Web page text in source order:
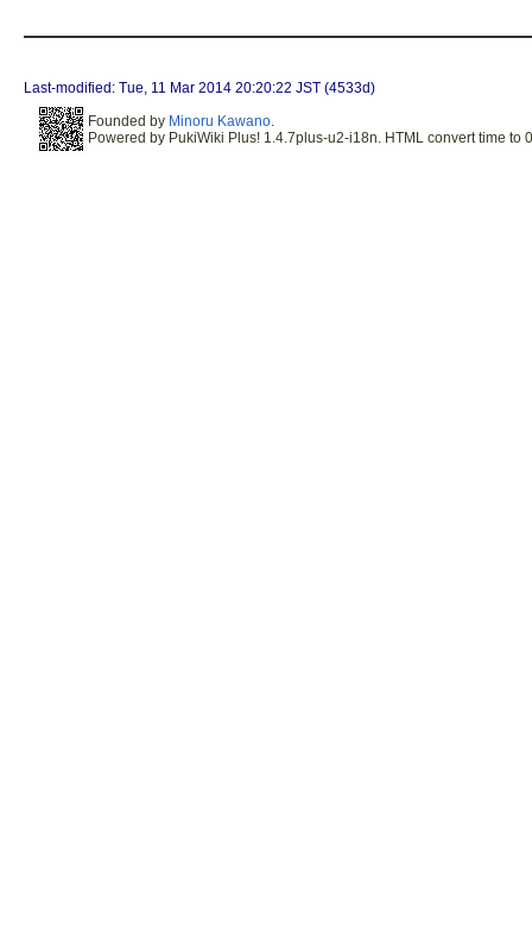
Last-modified: Tue, 11 Mar 2014 20:20:22 JST (4533d)
Founded by Minoru Kawano
Powered by PukiWiki Plus! 1.4.7plus-u2-i18n. HTML convert time to